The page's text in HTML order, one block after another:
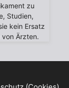
zu
Studien,
kein Ersatz
Ärzten.